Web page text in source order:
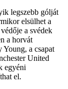
legszebb gólját
elsülhet a
a svédek
a horvát
a csapat
United
egyéni
el.